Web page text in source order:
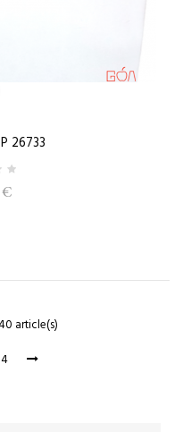
26733
article(s)
4